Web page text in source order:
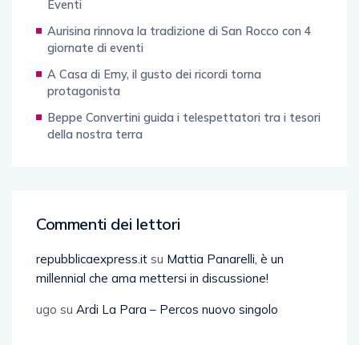
Eventi
Aurisina rinnova la tradizione di San Rocco con 4
giornate di eventi
A Casa di Emy, il gusto dei ricordi torna
protagonista
Beppe Convertini guida i telespettatori tra i tesori
della nostra terra
Commenti dei lettori
repubblicaexpress.it su Mattia Panarelli, è un
millennial che ama mettersi in discussione!
ugo su Ardi La Para – Percos nuovo singolo